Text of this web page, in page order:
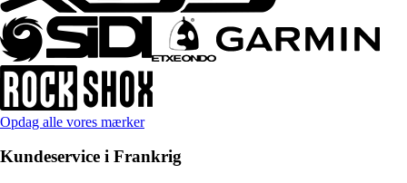
Opdag alle vores mærker
Kundeservice i Frankrig